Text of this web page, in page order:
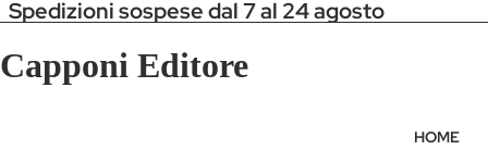
Spedizioni sospese dal 7 al 24 agosto
Capponi Editore
HOME